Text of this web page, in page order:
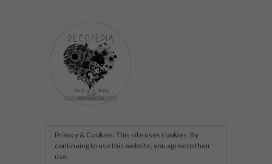
Privacy & Cookies: This site uses cookies. By
continuing to use this website, you agree to their
use.